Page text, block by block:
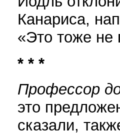
Канариса,
«Это тоже не
* * *
Профессор
это
сказали,